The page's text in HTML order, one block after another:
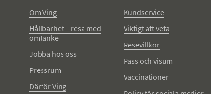
Om Ving
Hållbarhet – resa med
omtanke
Jobba hos oss
Pressrum
Därför Ving
Kundservice
Viktigt att veta
Resevillkor
Pass och visum
Vaccinationer